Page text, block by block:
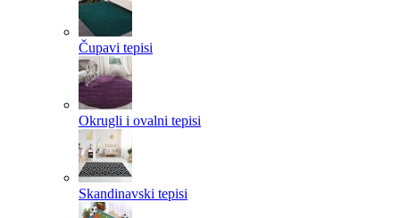
Čupavi tepisi
Okrugli i ovalni tepisi
Skandinavski tepisi